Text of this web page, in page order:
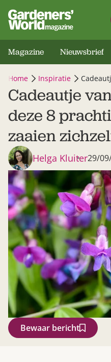
Magazine Nieuwsbrief
Home Inspiratie
Cadeautje
deze 8
zaaien
Helga Kluiter29/
Bewaar bericht